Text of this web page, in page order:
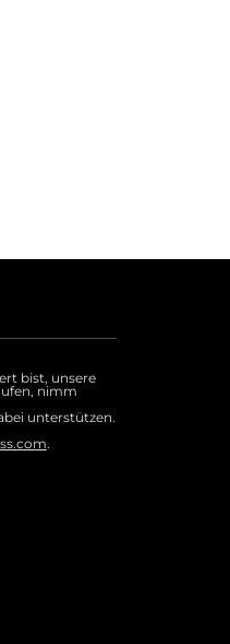
bist, unsere
nimm
unterstützen.
.